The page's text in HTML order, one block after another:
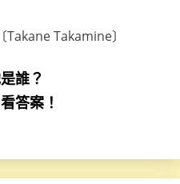
誰？
答案！